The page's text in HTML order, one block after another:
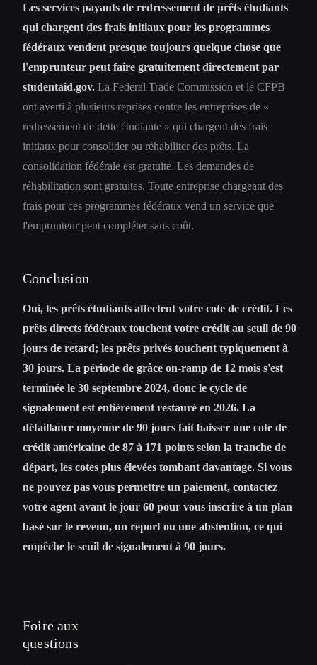
Les services payants de redressement de prêts étudiants
qui chargent des frais initiaux pour les programmes
fédéraux vendent presque toujours quelque chose que
l'emprunteur peut faire gratuitement directement par
studentaid.gov. La Federal Trade Commission et le CFPB
ont averti à plusieurs reprises contre les entreprises de «
redressement de dette étudiante » qui chargent des frais
initiaux pour consolider ou réhabiliter des prêts. La
consolidation fédérale est gratuite. Les demandes de
réhabilitation sont gratuites. Toute entreprise chargeant des
frais pour ces programmes fédéraux vend un service que
l'emprunteur peut compléter sans coût.
Conclusion
Oui, les prêts étudiants affectent votre cote de crédit. Les
prêts directs fédéraux touchent votre crédit au seuil de 90
jours de retard; les prêts privés touchent typiquement à
30 jours. La période de grâce on-ramp de 12 mois s'est
terminée le 30 septembre 2024, donc le cycle de
signalement est entièrement restauré en 2026. La
défaillance moyenne de 90 jours fait baisser une cote de
crédit américaine de 87 à 171 points selon la tranche de
départ, les cotes plus élevées tombant davantage. Si vous
ne pouvez pas vous permettre un paiement, contactez
votre agent avant le jour 60 pour vous inscrire à un plan
basé sur le revenu, un report ou une abstention, ce qui
empêche le seuil de signalement à 90 jours.
Foire aux
questions